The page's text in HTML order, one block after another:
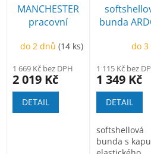
MANCHESTER
pracovní
do 2 dnů(14 ks)
1 669 Kč bez DPH
2 019 Kč
DETAIL
bunda
do
1 115 Kč bez
1 349 Kč
DETAIL
softshellová
bunda s